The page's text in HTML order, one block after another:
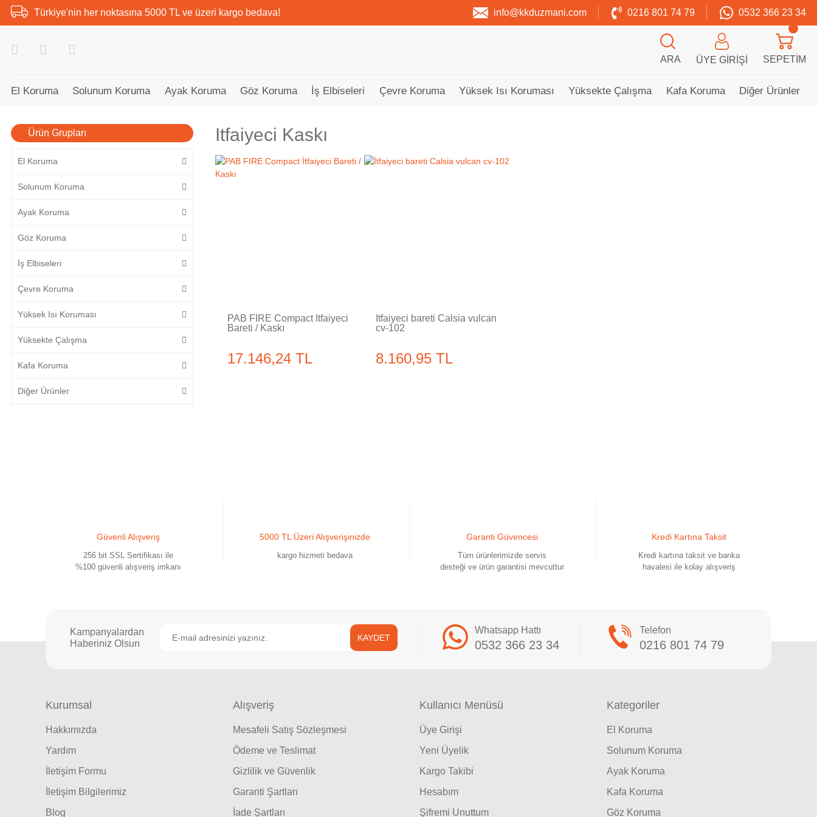
Türkiye'nin her noktasına 5000 TL ve üzeri kargo bedava! info@kkduzmani.com 0216 801 74 79 0532 366 23 34
ARA ÜYE GIRIŞI SEPETIM
El Koruma Solunum Koruma Ayak Koruma Göz Koruma İş Elbiseleri Çevre Koruma Yüksek Isı Koruması Yüksekte Çalışma Kafa Koruma Diğer Ürünler
Ürün Grupları
El Koruma
Solunum Koruma
Ayak Koruma
Göz Koruma
İş Elbiseleri
Çevre Koruma
Yüksek Isı Koruması
Yüksekte Çalışma
Kafa Koruma
Diğer Ürünler
Itfaiyeci Kaskı
PAB FIRE Compact İtfaiyeci
Bareti / Kaskı
17.146,24 TL
İtfaiyeci bareti Calsia vulcan
cv-102
8.160,95 TL
Güvenli Alışveriş
256 bit SSL Sertifikası ile
%100 güvenli alışveriş imkanı
5000 TL Üzeri Alışverişinizde
kargo hizmeti bedava
Garanti Güvencesi
Tüm ürünlerimizde servis
desteği ve ürün garantisi mevcuttur
Kredi Kartına Taksit
Kredi kartına taksit ve banka
havalesi ile kolay alışveriş
Kampanyalardan
Haberiniz Olsun
KAYDET
Whatsapp Hattı
0532 366 23 34
Telefon
0216 801 74 79
Kurumsal
Hakkımızda
Yardım
İletişim Formu
İletişim Bilgilerimiz
Blog
Alışveriş
Mesafeli Satış Sözleşmesi
Ödeme ve Teslimat
Gizlilik ve Güvenlik
Garanti Şartları
İade Şartları
Kullanıcı Menüsü
Üye Girişi
Yeni Üyelik
Kargo Takibi
Hesabım
Şifremi Unuttum
Kategoriler
El Koruma
Solunum Koruma
Ayak Koruma
Kafa Koruma
Göz Koruma